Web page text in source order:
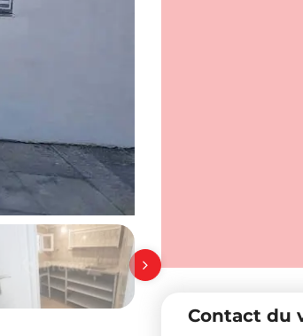
Contact du